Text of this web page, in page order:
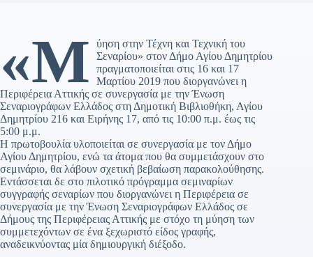
«Μ
ύηση στην Τέχνη και Τεχνική του
Σεναρίου» στον Δήμο Αγίου Δημητρίου
πραγματοποιείται στις 16 και 17
Μαρτίου 2019 που διοργανώνει η
Περιφέρεια Αττικής σε συνεργασία με την Ένωση
Σεναριογράφων Ελλάδος στη Δημοτική Βιβλιοθήκη, Αγίου
Δημητρίου 216 και Ειρήνης 17, από τις 10:00 π.μ. έως τις
5:00 μ.μ.
Η πρωτοβουλία υλοποιείται σε συνεργασία με τον Δήμο
Αγίου Δημητρίου, ενώ τα άτομα που θα συμμετάσχουν στο
σεμινάριο, θα λάβουν σχετική βεβαίωση παρακολούθησης.
Εντάσσεται δε στο πιλοτικό πρόγραμμα σεμιναρίων
συγγραφής σεναρίων που διοργανώνει η Περιφέρεια σε
συνεργασία με την Ένωση Σεναριογράφων Ελλάδος σε
Δήμους της Περιφέρειας Αττικής με στόχο τη μύηση των
συμμετεχόντων σε ένα ξεχωριστό είδος γραφής,
αναδεικνύοντας μία δημιουργική διέξοδο.